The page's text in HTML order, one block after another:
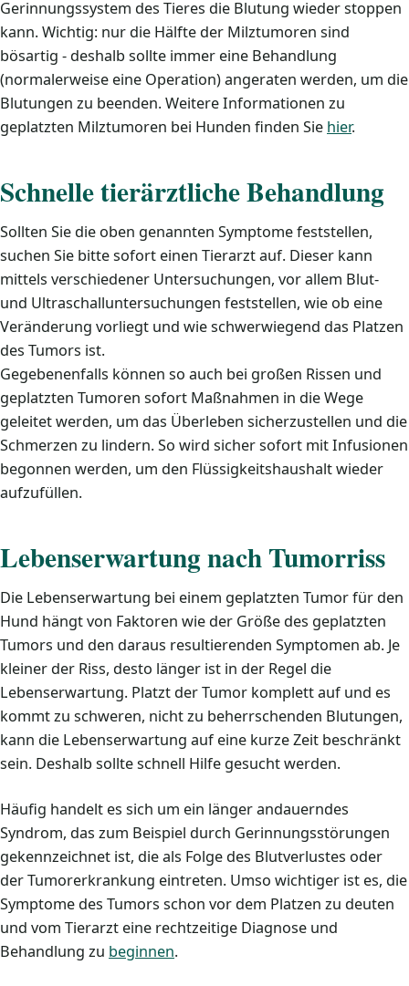
Gerinnungssystem des Tieres die Blutung wieder stoppen
kann. Wichtig: nur die Hälfte der Milztumoren sind
bösartig - deshalb sollte immer eine Behandlung
(normalerweise eine Operation) angeraten werden, um die
Blutungen zu beenden. Weitere Informationen zu
geplatzten Milztumoren bei Hunden finden Sie hier.
Schnelle tierärztliche Behandlung
Sollten Sie die oben genannten Symptome feststellen,
suchen Sie bitte sofort einen Tierarzt auf. Dieser kann
mittels verschiedener Untersuchungen, vor allem Blut-
und Ultraschalluntersuchungen feststellen, wie ob eine
Veränderung vorliegt und wie schwerwiegend das Platzen
des Tumors ist.
Gegebenenfalls können so auch bei großen Rissen und
geplatzten Tumoren sofort Maßnahmen in die Wege
geleitet werden, um das Überleben sicherzustellen und die
Schmerzen zu lindern. So wird sicher sofort mit Infusionen
begonnen werden, um den Flüssigkeitshaushalt wieder
aufzufüllen.
Lebenserwartung nach Tumorriss
Die Lebenserwartung bei einem geplatzten Tumor für den
Hund hängt von Faktoren wie der Größe des geplatzten
Tumors und den daraus resultierenden Symptomen ab. Je
kleiner der Riss, desto länger ist in der Regel die
Lebenserwartung. Platzt der Tumor komplett auf und es
kommt zu schweren, nicht zu beherrschenden Blutungen,
kann die Lebenserwartung auf eine kurze Zeit beschränkt
sein. Deshalb sollte schnell Hilfe gesucht werden.
Häufig handelt es sich um ein länger andauerndes
Syndrom, das zum Beispiel durch Gerinnungsstörungen
gekennzeichnet ist, die als Folge des Blutverlustes oder
der Tumorerkrankung eintreten. Umso wichtiger ist es, die
Symptome des Tumors schon vor dem Platzen zu deuten
und vom Tierarzt eine rechtzeitige Diagnose und
Behandlung zu beginnen.